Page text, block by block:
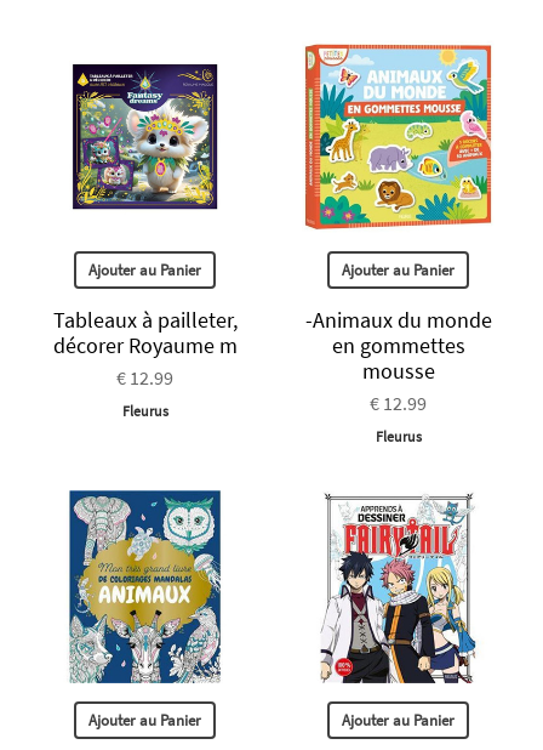
Ajouter au Panier
Tableaux à pailleter,
décorer Royaume m
€ 12.99
Fleurus
Ajouter au Panier
-Animaux du monde
en gommettes
mousse
€ 12.99
Fleurus
Ajouter au Panier Ajouter au Panier